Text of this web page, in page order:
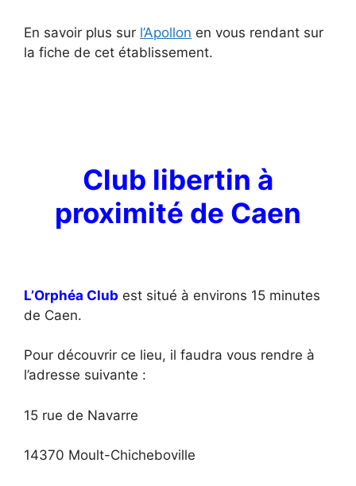
En savoir plus sur l’Apollon en vous rendant sur
la fiche de cet établissement.
Club libertin à
proximité de Caen
L’Orphéa Club est situé à environs 15 minutes
de Caen.
Pour découvrir ce lieu, il faudra vous rendre à
l’adresse suivante :
15 rue de Navarre
14370 Moult-Chicheboville